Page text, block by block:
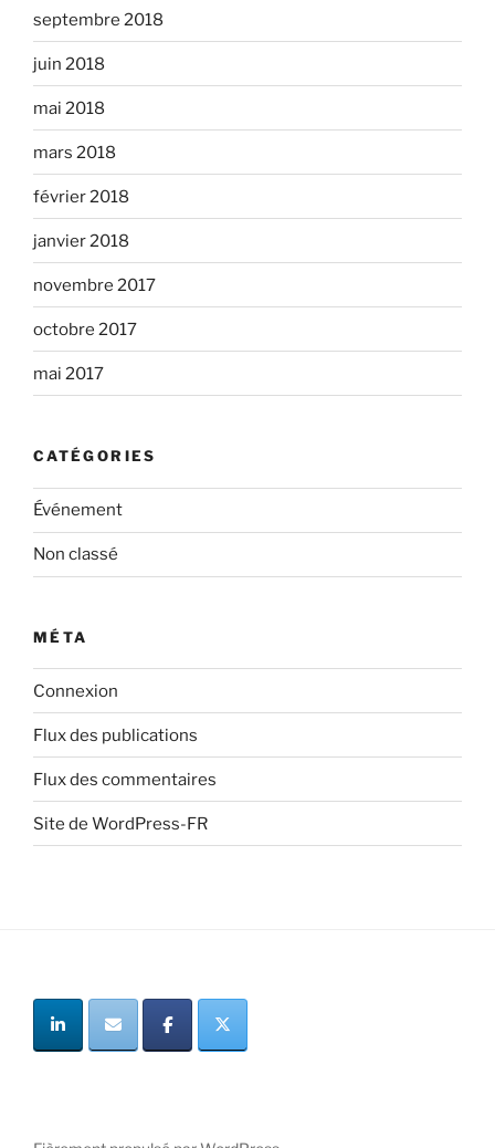
septembre 2018
juin 2018
mai 2018
mars 2018
février 2018
janvier 2018
novembre 2017
octobre 2017
mai 2017
CATÉGORIES
Événement
Non classé
MÉTA
Connexion
Flux des publications
Flux des commentaires
Site de WordPress-FR